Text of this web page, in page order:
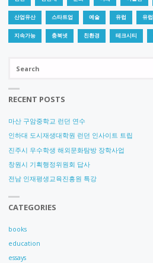
산업유산 스타트업 예술 유럽 유
지속가능 충북넷 친환경 테크시티
RECENT POSTS
마산 구암중학교 런던 연수
인하대 도시재생대학원 런던 인사이트 트립
진주시 우수학생 해외문화탐방 장학사업
창원시 기획행정위원회 답사
전남 인재평생교육진흥원 특강
CATEGORIES
books
education
essays